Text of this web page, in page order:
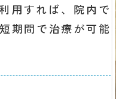
用すれば、院内で
期間で治療が可能